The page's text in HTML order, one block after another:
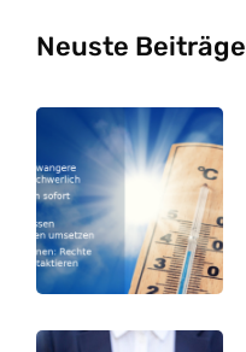
Neuste Beiträge